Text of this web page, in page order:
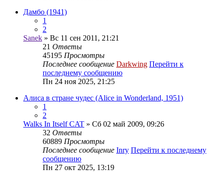
Дамбо (1941)
1
2
Sanek » Вс 11 сен 2011, 21:21
21 Ответы
45195 Просмотры
Последнее сообщение Darkwing Перейти к
последнему сообщению
Пн 24 ноя 2025, 21:25
Алиса в стране чудес (Alice in Wonderland, 1951)
1
2
Walks In Itself CAT » Сб 02 май 2009, 09:26
32 Ответы
60889 Просмотры
Последнее сообщение Inry Перейти к последнему
сообщению
Пн 27 окт 2025, 13:19